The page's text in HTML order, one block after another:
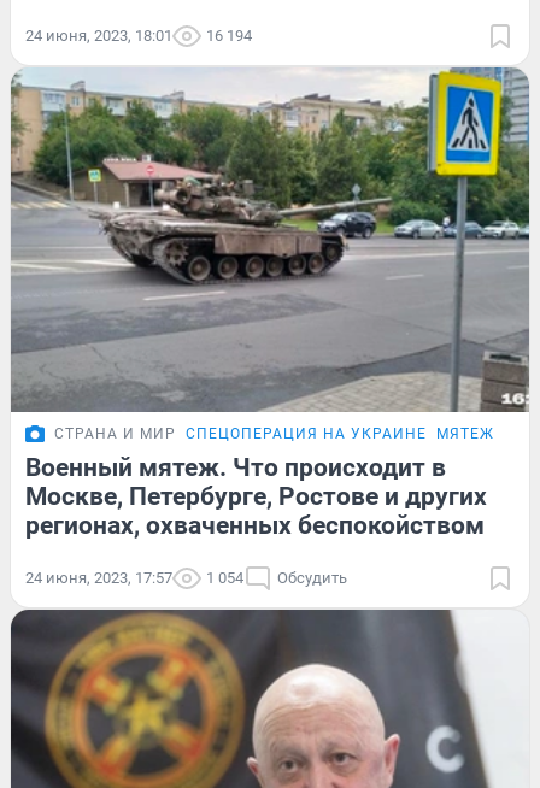
24 июня, 2023, 18:01 16 194
СТРАНА И МИР СПЕЦОПЕРАЦИЯ НА УКРАИНЕ МЯТЕЖ
Военный мятеж. Что происходит в
Москве, Петербурге, Ростове и других
регионах, охваченных беспокойством
24 июня, 2023, 17:57 1 054 Обсудить